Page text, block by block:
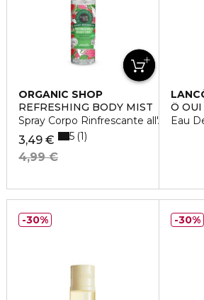
ORGANIC SHOP
REFRESHING BODY MIST
Spray Corpo Rinfrescante all'Anguria
3,49 €
4,99 €
5 1
Ô OUI
Eau
30% 30%